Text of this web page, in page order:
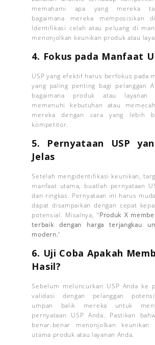
memahami apa yang mereka
bagaimana mereka memposisikan
Identifikasi celah atau peluang di
menonjolkan keunikan produk atau
4. Fokus pada Manfaat
USP yang efektif harus berfokus pada
yang paling penting bagi pelanggan
bagaimana produk atau layanan
memenuhi kebutuhan atau
mereka dengan cara yang lebih
kompetitor.
5. Pernyataan USP
Jelas
Setelah mengidentifikasi keunikan,
manfaat utama, buatlah pernyataan
dan ringkas. Pernyataan ini harus
dapat disampaikan dengan cepat
potensial. Misalnya, “Produk X
terbaik dengan harga terjangkau
modern.“
6. Uji Coba Apakah
Hasil?
Sebelum meluncurkan USP Anda ke
validasi dengan pelanggan
umpan balik mereka untuk
pernyataan USP Anda. Pastikan
benar-benar menonjolkan keunikan
utama produk atau layanan Anda.